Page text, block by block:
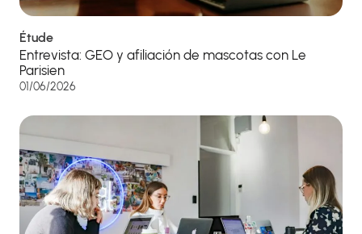
Étude
Entrevista: GEO y afiliación de mascotas con Le
Parisien
01/06/2026